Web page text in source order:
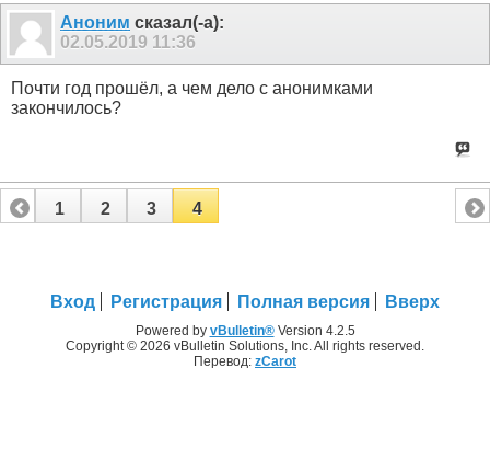
Аноним сказал(-а):
02.05.2019 11:36
Почти год прошёл, а чем дело с анонимками
закончилось?
1 2 3 4
Вход Регистрация Полная версия Вверх
Powered by vBulletin®Version 4.2.5
Copyright © 2026 vBulletin Solutions, Inc. All rights reserved.
Перевод: zCarot